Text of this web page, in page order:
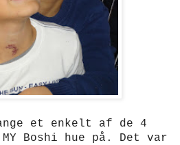
et enkelt af de 4
Boshi hue på. Det var